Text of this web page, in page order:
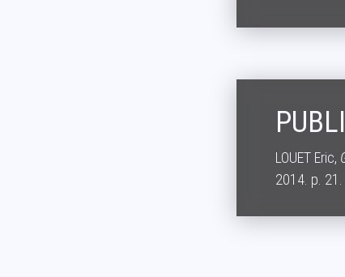
LOUET Eric,
2014. p. 21.